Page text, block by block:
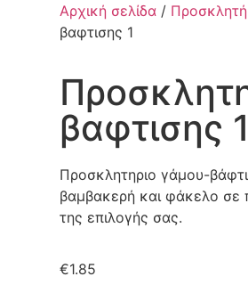
Αρχική σελίδα /
βαφτισης 1
βαφτισης
Προσκλητηριο γάμου-
βαμβακερή και φάκελο σε
της επιλογής σας.
€1.85